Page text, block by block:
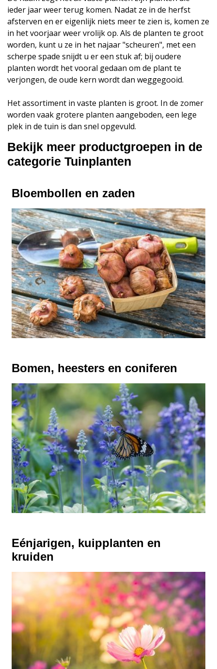
ieder jaar weer terug komen. Nadat ze in de herfst
afsterven en er eigenlijk niets meer te zien is, komen ze
in het voorjaar weer vrolijk op. Als de planten te groot
worden, kunt u ze in het najaar "scheuren", met een
scherpe spade snijdt u er een stuk af; bij oudere
planten wordt het vooral gedaan om de plant te
verjongen, de oude kern wordt dan weggegooid.
Het assortiment in vaste planten is groot. In de zomer
worden vaak grotere planten aangeboden, een lege
plek in de tuin is dan snel opgevuld.
Bekijk meer productgroepen in de
categorie Tuinplanten
Bloembollen en zaden
Bomen, heesters en coniferen
Eénjarigen, kuipplanten en
kruiden